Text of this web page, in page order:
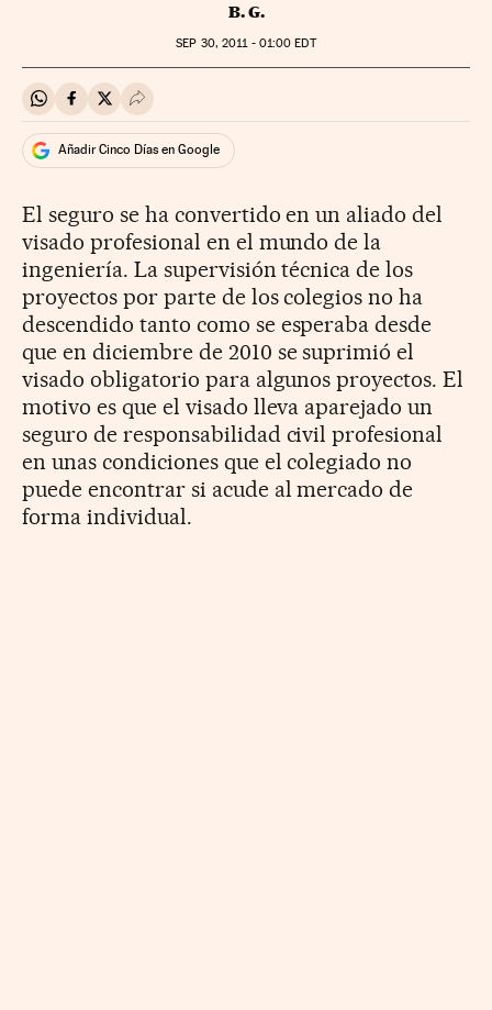
B. G.
SEP 30, 2011 - 01:00 EDT
Compartir en Whatsapp
Compartir en Facebook
Compartir en Twitter
Desplegar Redes Sociales
Añadir Cinco Días en Google
El seguro se ha convertido en un aliado del
visado profesional en el mundo de la
ingeniería. La supervisión técnica de los
proyectos por parte de los colegios no ha
descendido tanto como se esperaba desde
que en diciembre de 2010 se suprimió el
visado obligatorio para algunos proyectos. El
motivo es que el visado lleva aparejado un
seguro de responsabilidad civil profesional
en unas condiciones que el colegiado no
puede encontrar si acude al mercado de
forma individual.